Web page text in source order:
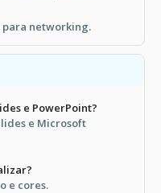
networking.
e PowerPoint?
e Microsoft
e cores.